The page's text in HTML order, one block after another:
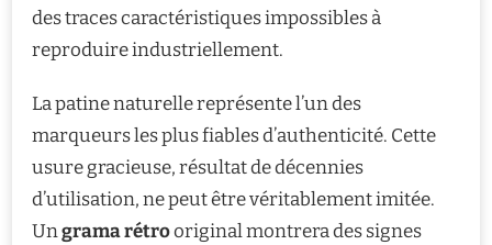
des traces caractéristiques impossibles à
reproduire industriellement.
La patine naturelle représente l’un des
marqueurs les plus fiables d’authenticité. Cette
usure gracieuse, résultat de décennies
d’utilisation, ne peut être véritablement imitée.
Ungrama rétrooriginal montrera des signes